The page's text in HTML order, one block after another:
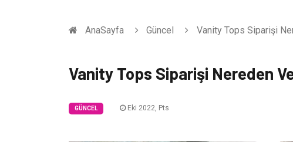
AnaSayfa Güncel Vanity Tops Siparişi
Vanity Tops Siparişi Nereden
GÜNCEL Eki 2022, Pts